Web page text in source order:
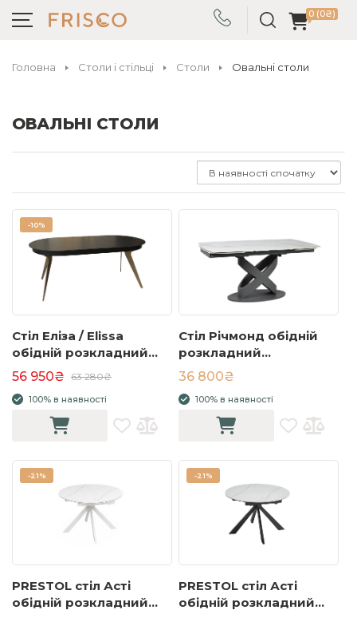
0 (0₴)
Головна Столи і стільці Столи Овальні столи
ОВАЛЬНІ СТОЛИ
-10%
Стіл Еліза / Elissa
обідній розкладний
2000/2750x1000x770
чорний мат золоті ноги
56 950₴ 63 280₴
100% в наявності
Cтіл Річмонд обідній
розкладний
1600/2400х900х750
молочний глянець
36 800₴
100% в наявності
-21%
PRESTOL стіл Асті
обідній розкладний
-21%
PRESTOL стіл Асті
обідній розкладний